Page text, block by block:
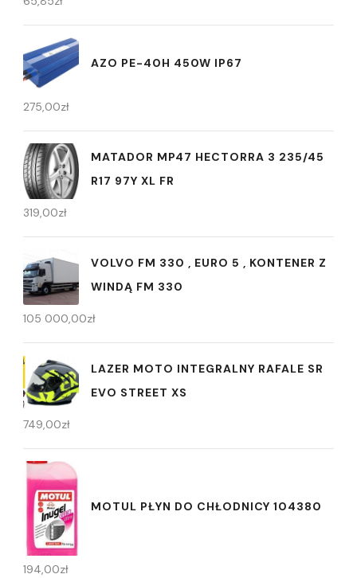
AZO PE-40H 450W IP67
275,00zł
MATADOR MP47 HECTORRA 3 235/45
R17 97Y XL FR
319,00zł
VOLVO FM 330 , EURO 5 , KONTENER Z
WINDĄ FM 330
105 000,00zł
LAZER MOTO INTEGRALNY RAFALE SR
EVO STREET XS
749,00zł
MOTUL PŁYN DO CHŁODNICY 104380
194,00zł